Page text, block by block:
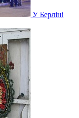
У Берліні